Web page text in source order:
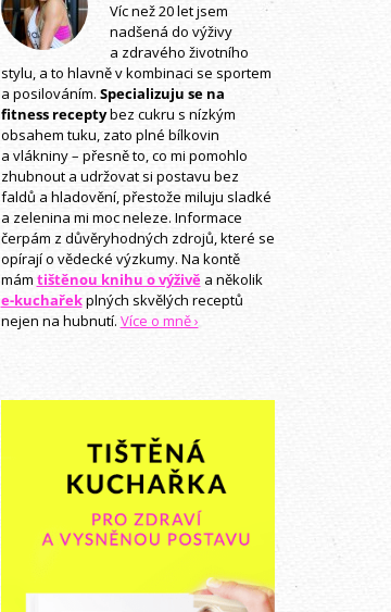
Víc než 20 let jsem
nadšená do výživy
a zdravého životního
stylu, a to hlavně v kombinaci se sportem
a posilováním. Specializuju se na
fitness receptybez cukru s nízkým
obsahem tuku, zato plné bílkovin
a vlákniny – přesně to, co mi pomohlo
zhubnout a udržovat si postavu bez
faldů a hladovění, přestože miluju sladké
a zelenina mi moc neleze. Informace
čerpám z důvěryhodných zdrojů, které se
opírají o vědecké výzkumy. Na kontě
mám tištěnou knihu o výživěa několik
e-kuchařekplných skvělých receptů
nejen na hubnutí. Více o mně ›